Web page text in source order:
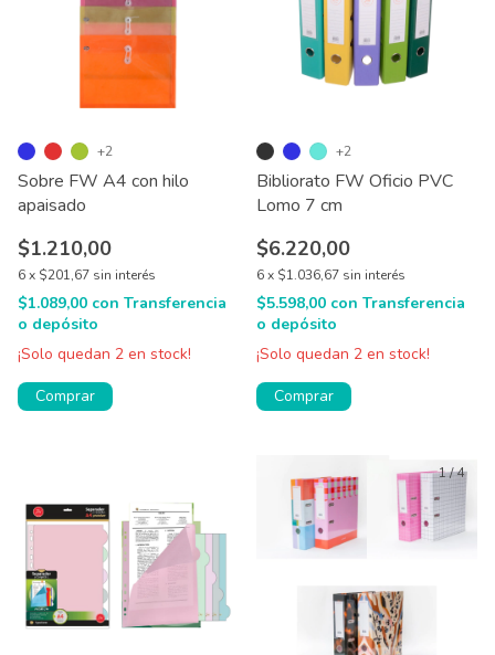
Sobre FW A4 con hilo
apaisado
$1.210,00
6x $201,67 sin interés
$1.089,00 con Transferencia
o depósito
¡Solo quedan 2 en stock!
+2
Comprar
Bibliorato FW Oficio PVC
Lomo 7 cm
$6.220,00
6x $1.036,67 sin interés
$5.598,00 con Transferencia
o depósito
¡Solo quedan 2 en stock!
+2
Comprar
1/4